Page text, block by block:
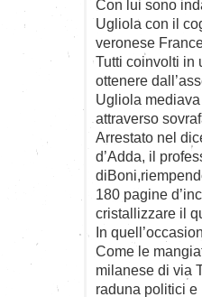
Con lui sono
Ugliola con il
veronese
Tutti coinvolti in
ottenere
Ugliola
attraverso
Arrestato nel
d’Adda, il
180 pagine
cristallizzare il
In
Come le
milanese di via
raduna politici e